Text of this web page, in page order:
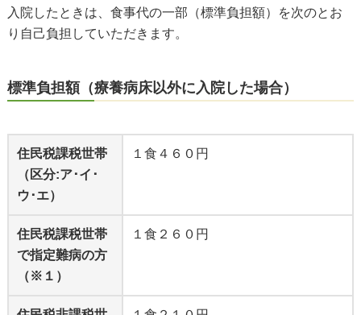
入院したときは、食事代の一部（標準負担額）を次のとお
り自己負担していただきます。
標準負担額（療養病床以外に入院した場合）
住民税課税世帯
（区分:ア･イ･
ウ･エ）
１食４６０円
住民税課税世帯
で指定難病の方
（※１）
１食２６０円